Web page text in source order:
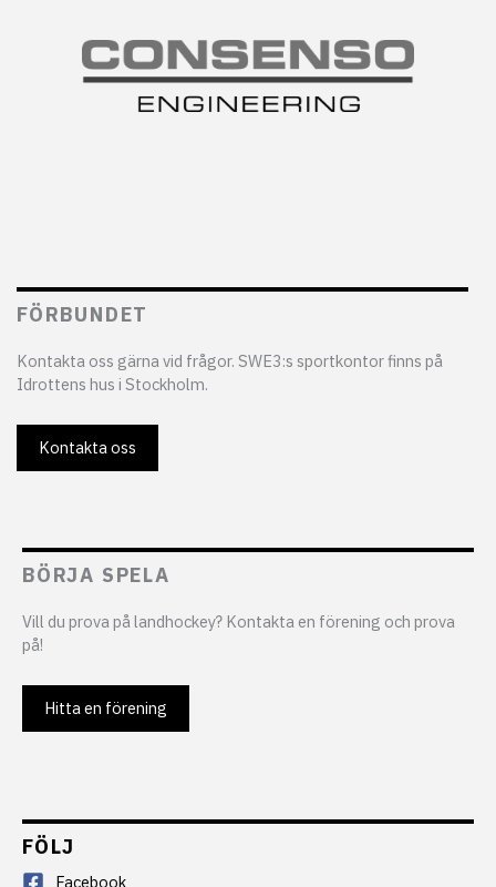
FÖRBUNDET
Kontakta oss gärna vid frågor. SWE3:s sportkontor finns på
Idrottens hus i Stockholm.
Kontakta oss
BÖRJA SPELA
Vill du prova på landhockey? Kontakta en förening och prova
på!
Hitta en förening
FÖLJ
Facebook